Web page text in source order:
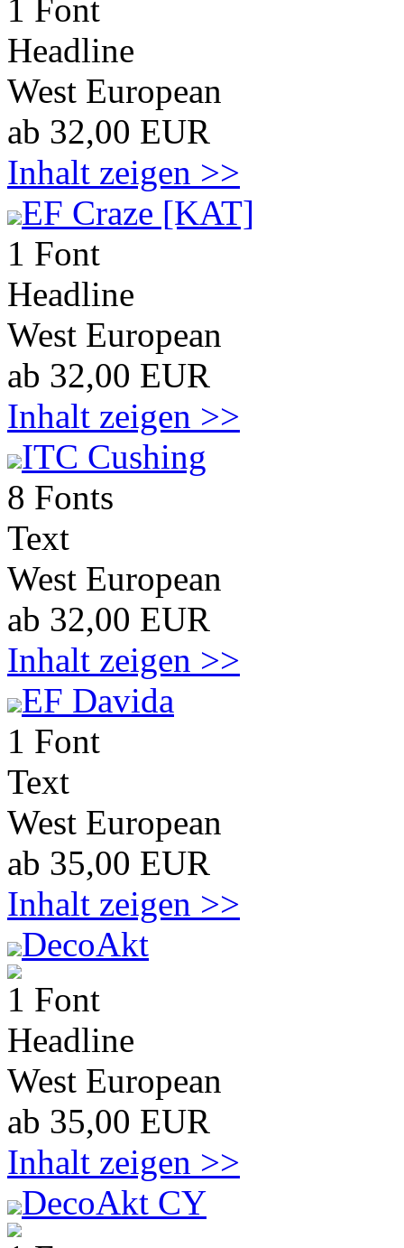
1 Font
Headline
West European
ab 32,00 EUR
Inhalt zeigen >>
EF Craze [KAT]
1 Font
Headline
West European
ab 32,00 EUR
Inhalt zeigen >>
ITC Cushing
8 Fonts
Text
West European
ab 32,00 EUR
Inhalt zeigen >>
EF Davida
1 Font
Text
West European
ab 35,00 EUR
Inhalt zeigen >>
DecoAkt
1 Font
Headline
West European
ab 35,00 EUR
Inhalt zeigen >>
DecoAkt CY